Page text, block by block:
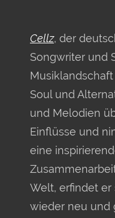
Cellz, der
Songwriter und
Soul und
und Melodien
Einflüsse und
eine
Welt, erfindet er
wieder neu und